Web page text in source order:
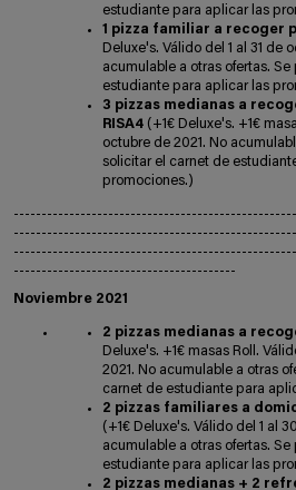
estudiante para aplicar las
1 pizza familiar a recoger
Deluxe's. Válido del 1 al 31 de
acumulable a otras ofertas.
estudiante para aplicar las
3 pizzas medianas a
RISA4 (+1€ Deluxe's. +1€
octubre de 2021. No
solicitar el carnet de
promociones.)
----------------------------------------
Noviembre 2021
2 pizzas medianas a
Deluxe's. +1€ masas Roll.
2021. No acumulable a otras
carnet de estudiante para
2 pizzas familiares a
(+1€ Deluxe's. Válido del 1 al
acumulable a otras ofertas.
estudiante para aplicar las
2 pizzas medianas + 2